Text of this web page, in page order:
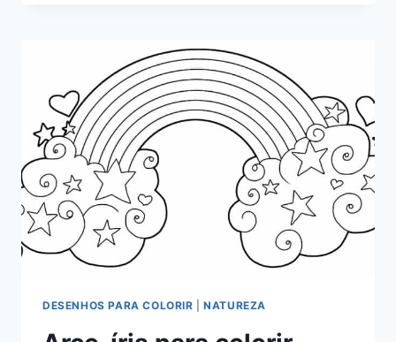
DESENHOS PARA COLORIR |NATUREZA